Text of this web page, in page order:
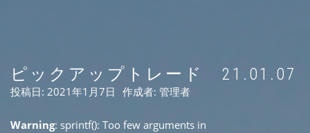
ピックアップトレード 21.01.07
投稿日: 2021年1月7日 作成者: 管理者
Warning: sprintf(): Too few arguments in